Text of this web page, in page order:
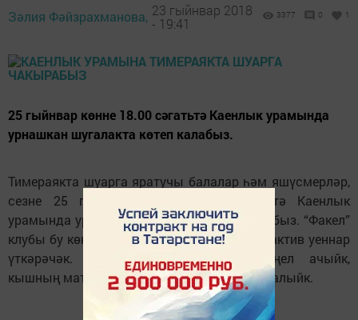
Зәлия Фәйзрахманова, 23 гыйнвар 2018
- 19:41
3377 0 1
25 гыйнвар көнне 18.00 сәгатьтә Каенлык урамында
урнашкан шугалакта көтеп калабыз.
Тимераякта шуарга яратучы балалар һәм яшүсмерләр,
сезне 25 гыйнвар көнне 18.00 сәгатьтә Каенлык
урамында урнашкан шугалакта көтеп калабыз. “Факел”
клубы бу көнне сезнең өчен кызыклы һәм актив уеннар
үткәрәчәк. Рәхәтләнеп бергә-бергә күңел ачыйк,
кышның матур көннәреннән файдаланып калыйк.